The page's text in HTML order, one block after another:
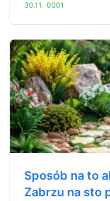
30.11.-0001
Sposób na to
Zabrzu na sto